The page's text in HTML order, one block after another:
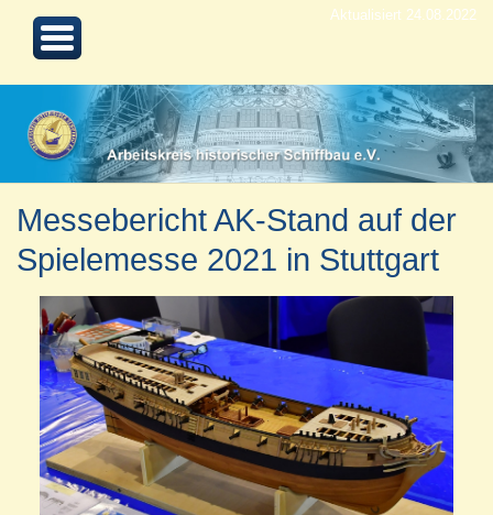
Aktualisiert 24.08.2022
Messebericht AK-Stand auf der
Spielemesse 2021 in Stuttgart